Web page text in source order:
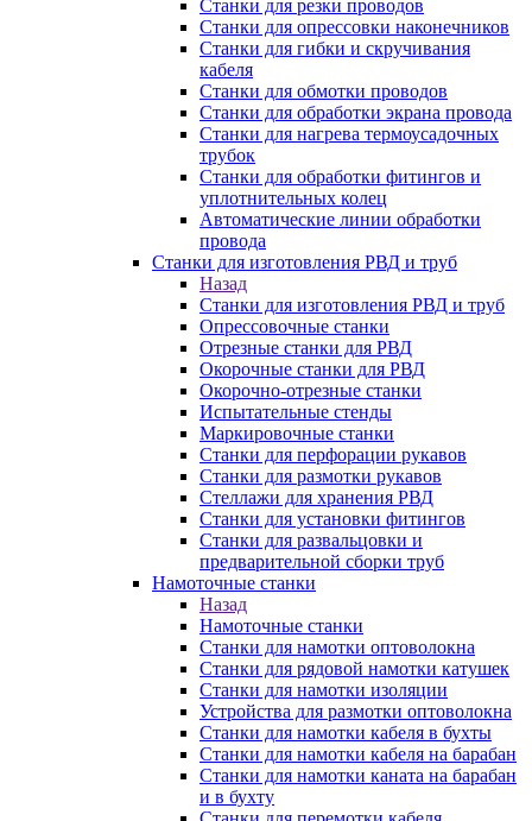
Станки для резки проводов
Станки для опрессовки наконечников
Станки для гибки и скручивания
кабеля
Станки для обмотки проводов
Станки для обработки экрана провода
Станки для нагрева термоусадочных
трубок
Станки для обработки фитингов и
уплотнительных колец
Автоматические линии обработки
провода
Станки для изготовления РВД и труб
Назад
Станки для изготовления РВД и труб
Опрессовочные станки
Отрезные станки для РВД
Окорочные станки для РВД
Окорочно-отрезные станки
Испытательные стенды
Маркировочные станки
Станки для перфорации рукавов
Станки для размотки рукавов
Стеллажи для хранения РВД
Станки для установки фитингов
Станки для развальцовки и
предварительной сборки труб
Намоточные станки
Назад
Намоточные станки
Станки для намотки оптоволокна
Станки для рядовой намотки катушек
Станки для намотки изоляции
Устройства для размотки оптоволокна
Станки для намотки кабеля в бухты
Станки для намотки кабеля на барабан
Станки для намотки каната на барабан
и в бухту